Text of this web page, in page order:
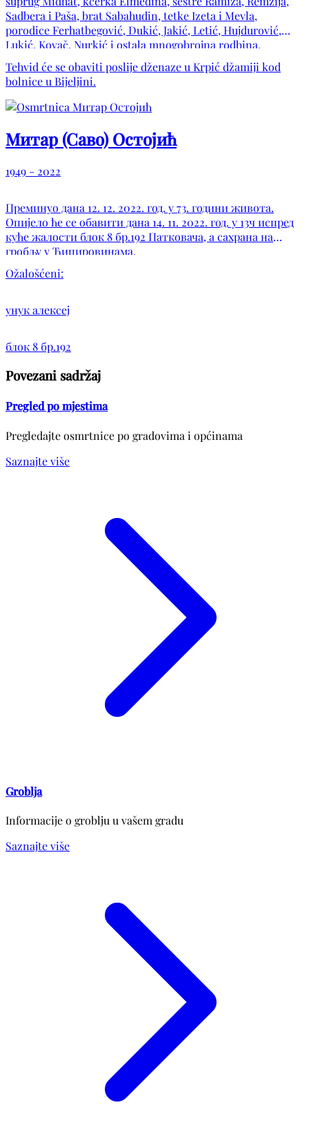
Sadbera i Paša, brat Sabahudin, tetke Izeta i Mevla,
porodice Ferhatbegović, Dukić, Jakić, Letić, Hujdurović,
Lukić, Kovač, Nurkić i ostala mnogobrojna rodbina,
prijatelji i komšije.
Tehvid će se obaviti poslije dženaze u Krpić džamiji kod
bolnice u Bijeljini.
Митар (Саво) Остојић
1949 - 2022
Преминуо дана 12. 12. 2022. год. у 73. години живота.
Опијело ће се обавити дана 14. 11. 2022. год. у 13ч испред
куће жалости блок 8 бр.192 Патковача, а сахрана на
гробљу у Ћипировинама.
Ožalošćeni:
унук алексеј
блок 8 бр.192
Povezani sadržaj
Pregled po mjestima
Pregledajte osmrtnice po gradovima i općinama
Saznajte više
Groblja
Informacije o groblju u vašem gradu
Saznajte više